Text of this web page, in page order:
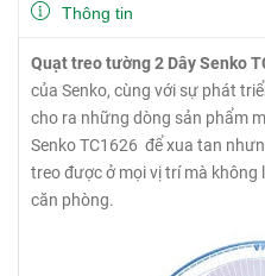
Thông tin
Quạt treo tường 2 Dây Senko
của Senko, cùng với sự phát
cho ra những dòng sản phẩm
Senko TC1626 để xua tan
treo được ở mọi vị trí mà
căn phòng.